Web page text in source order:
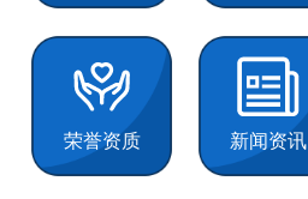
荣誉资质 新闻资讯